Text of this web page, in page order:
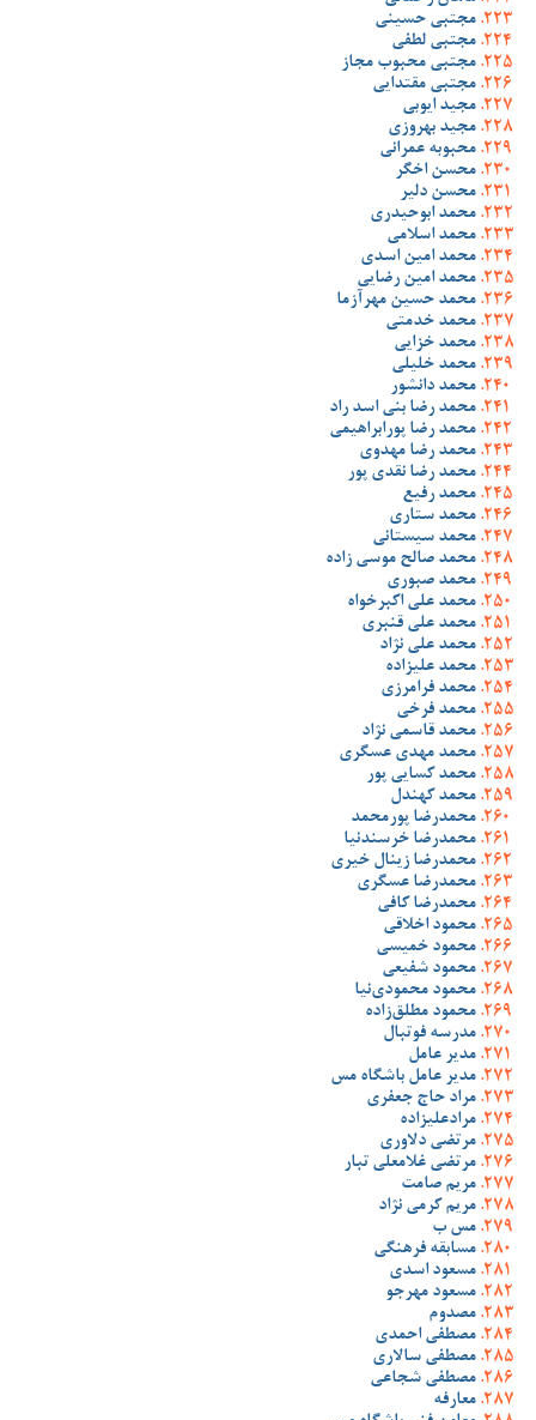
مجتبی حسینی
مجتبی لطفی
مجتبی محبوب مجاز
مجتبی مقتدایی
مجید ایوبی
مجید بهروزی
محبوبه عمرانی
محسن اخگر
محسن دلیر
محمد ابوحیدری
محمد اسلامی
محمد امین اسدی
محمد امین رضایی
محمد حسین مهرآزما
محمد خدمتی
محمد خزایی
محمد خلیلی
محمد دانشور
محمد رضا بنی اسد راد
محمد رضا پورابراهیمی
محمد رضا مهدوی
محمد رضا نقدی پور
محمد رفیع
محمد ستاری
محمد سیستانی
محمد صالح موسی زاده
محمد صبوری
محمد علی اکبرخواه
محمد علی قنبری
محمد علی نژاد
محمد علیزاده
محمد فرامرزی
محمد فرخی
محمد قاسمی نژاد
محمد مهدی عسگری
محمد کسایی پور
محمد کهندل
محمدرضا پورمحمد
محمدرضا خرسندنیا
محمدرضا زینال خیری
محمدرضا عسگری
محمدرضا کافی
محمود اخلاقی
محمود خمیسی
محمود شفیعی
محمود محمودی‌نیا
محمود مطلق‌زاده
مدرسه فوتبال
مدیر عامل
مدیر عامل باشگاه مس
مراد حاج جعفری
مرادعلیزاده
مرتضی دلاوری
مرتضی غلامعلی تبار
مریم صامت
مریم کرمی نژاد
مس ب
مسابقه فرهنگی
مسعود اسدی
مسعود مهرجو
مصدوم
مصطفی احمدی
مصطفی سالاری
مصطفی شجاعی
معارفه